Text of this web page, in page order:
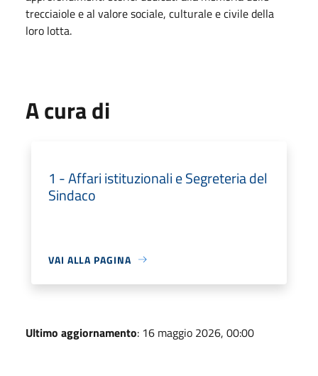
trecciaiole e al valore sociale, culturale e civile della
loro lotta.
A cura di
1 - Affari istituzionali e Segreteria del
Sindaco
VAI ALLA PAGINA
Ultimo aggiornamento: 16 maggio 2026, 00:00